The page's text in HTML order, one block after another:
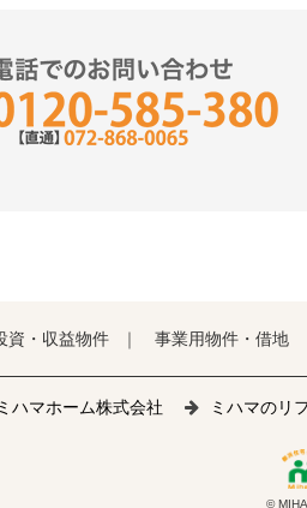
資・収益物件 事業用物件・借地
ミハマホーム株式会社 ミハマのリ
©